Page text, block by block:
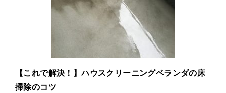
【これで解決！】ハウスクリーニングベランダの床
掃除のコツ